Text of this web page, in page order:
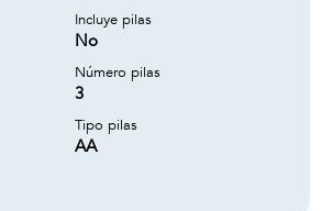
Incluye pilas
No
Número pilas
3
Tipo pilas
AA